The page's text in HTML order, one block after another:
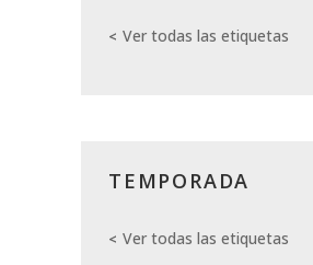
Ver todas las etiquetas
TEMPORADA
Ver todas las etiquetas